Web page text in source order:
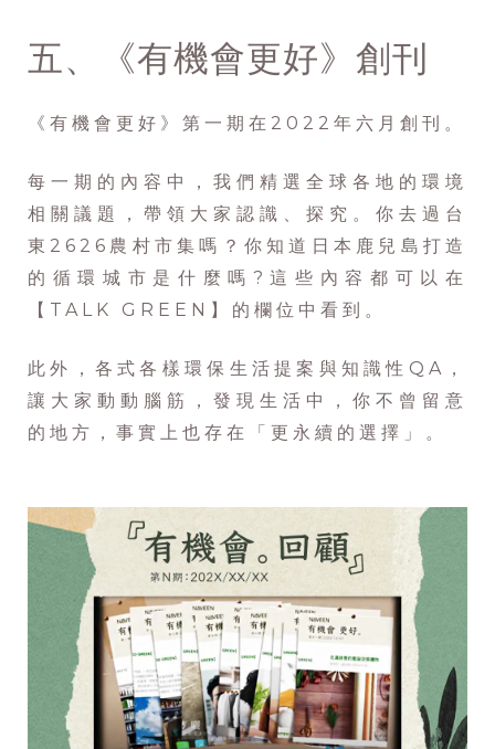
五、《有機會更好》創刊
《有機會更好》第一期在2022年六月創刊。
每一期的內容中，我們精選全球各地的環境
相關議題，帶領大家認識、探究。你去過台
東2626農村市集嗎？你知道日本鹿兒島打造
的循環城市是什麼嗎?這些內容都可以在
【TALK GREEN】的欄位中看到。
此外，各式各樣環保生活提案與知識性QA，
讓大家動動腦筋，發現生活中，你不曾留意
的地方，事實上也存在「更永續的選擇」。